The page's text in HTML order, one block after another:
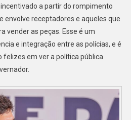
a partir do rompimento
envolve receptadores e aqueles que
vender as peças. Esse é um
e integração entre as polícias, e é
em ver a política pública